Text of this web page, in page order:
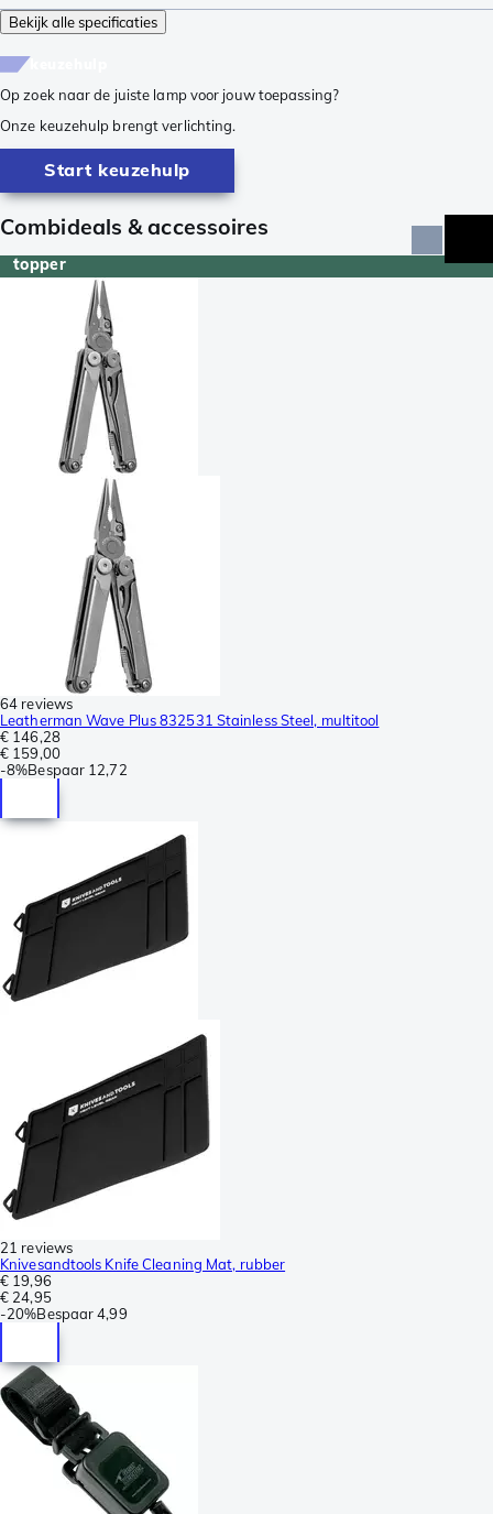
Bekijk alle specificaties
Op zoek naar de juiste lamp voor jouw toepassing?
Onze keuzehulp brengt verlichting.
Start keuzehulp
Combideals & accessoires
topper
64 reviews
Leatherman Wave Plus 832531 Stainless Steel, multitool
€ 146,28
€ 159,00
-8%Bespaar 12,72
21 reviews
Knivesandtools Knife Cleaning Mat, rubber
€ 19,96
€ 24,95
-20%Bespaar 4,99